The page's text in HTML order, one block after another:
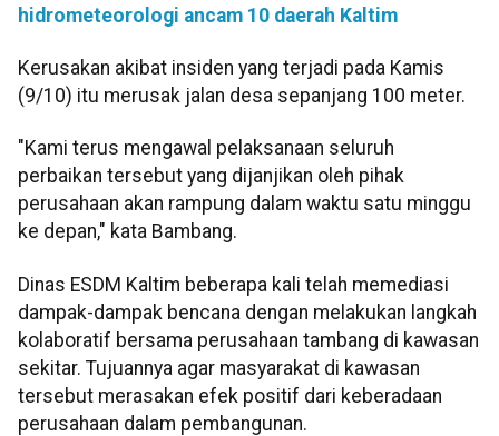
hidrometeorologi ancam 10 daerah Kaltim
Kerusakan akibat insiden yang terjadi pada Kamis
(9/10) itu merusak jalan desa sepanjang 100 meter.
"Kami terus mengawal pelaksanaan seluruh
perbaikan tersebut yang dijanjikan oleh pihak
perusahaan akan rampung dalam waktu satu minggu
ke depan," kata Bambang.
Dinas ESDM Kaltim beberapa kali telah memediasi
dampak-dampak bencana dengan melakukan langkah
kolaboratif bersama perusahaan tambang di kawasan
sekitar. Tujuannya agar masyarakat di kawasan
tersebut merasakan efek positif dari keberadaan
perusahaan dalam pembangunan.